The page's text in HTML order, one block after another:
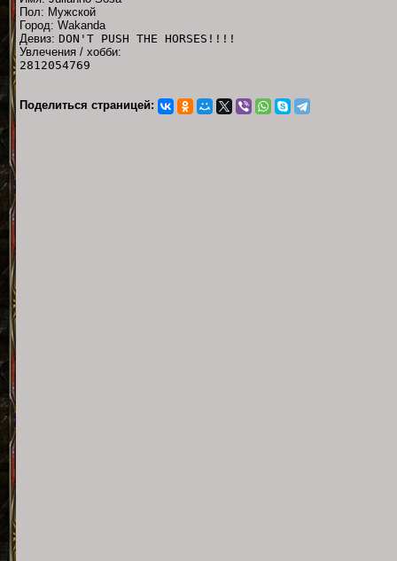
Пол: Мужской
Город: Wakanda
Девиз: DON'T PUSH THE HORSES!!!!
Увлечения / хобби:
2812054769
Поделиться страницей: